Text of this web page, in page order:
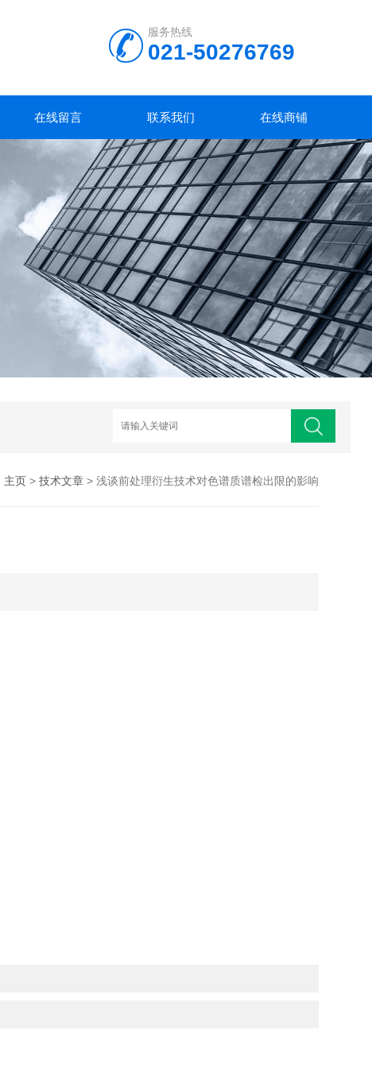
服务热线
021-50276769
在线留言 联系我们 在线商铺
主页> 技术文章> 浅谈前处理衍生技术对色谱质谱检出限的影响